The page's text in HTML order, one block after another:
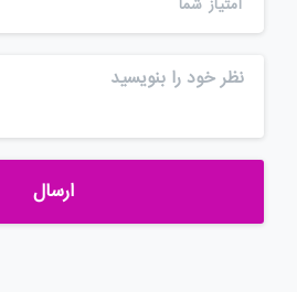
امتیاز شما